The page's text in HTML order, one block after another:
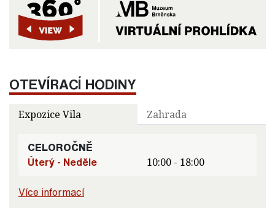
OTEVÍRACÍ HODINY
Expozice Vila Zahrada
CELOROČNĚ
Úterý - Neděle
10:00 - 18:00
Více informací